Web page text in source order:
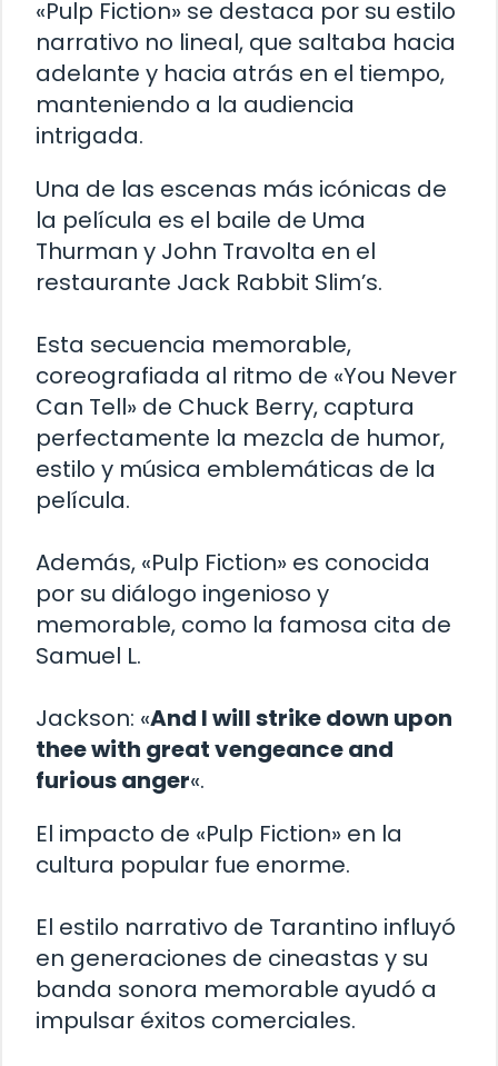
«Pulp Fiction» se destaca por su estilo
narrativo no lineal, que saltaba hacia
adelante y hacia atrás en el tiempo,
manteniendo a la audiencia
intrigada.
Una de las escenas más icónicas de
la película es el baile de Uma
Thurman y John Travolta en el
restaurante Jack Rabbit Slim’s.
Esta secuencia memorable,
coreografiada al ritmo de «You Never
Can Tell» de Chuck Berry, captura
perfectamente la mezcla de humor,
estilo y música emblemáticas de la
película.
Además, «Pulp Fiction» es conocida
por su diálogo ingenioso y
memorable, como la famosa cita de
Samuel L.
Jackson: «And I will strike down upon
thee with great vengeance and
furious anger«.
El impacto de «Pulp Fiction» en la
cultura popular fue enorme.
El estilo narrativo de Tarantino influyó
en generaciones de cineastas y su
banda sonora memorable ayudó a
impulsar éxitos comerciales.